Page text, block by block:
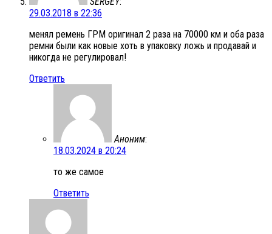
29.03.2018 в 22:36
менял ремень ГРМ оригинал 2 раза на 70000 км и оба раза
ремни были как новые хоть в упаковку ложь и продавай и
никогда не регулировал!
Ответить
Аноним:
18.03.2024 в 20:24
то же самое
Ответить